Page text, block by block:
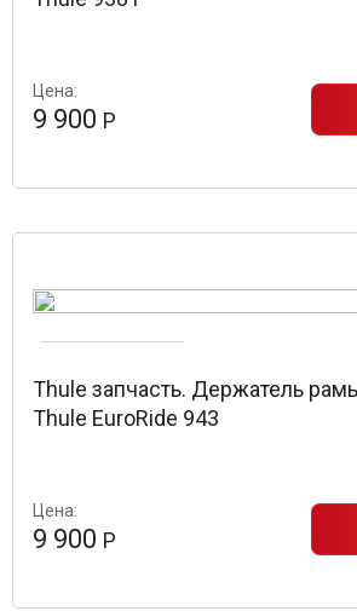
Цена:
9 900 Р
Thule запчасть. Держатель
Thule EuroRide 943
Цена:
9 900 Р